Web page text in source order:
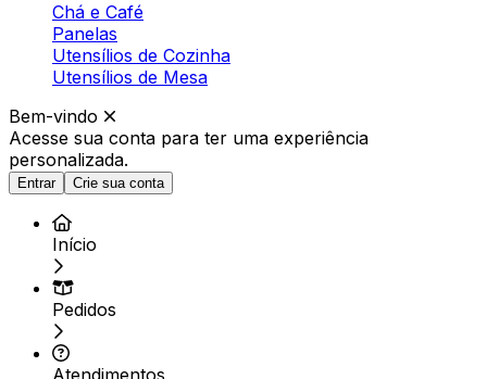
Chá e Café
Panelas
Utensílios de Cozinha
Utensílios de Mesa
Bem-vindo
Acesse sua conta para ter uma experiência
personalizada.
Entrar Crie sua conta
Início
Pedidos
Atendimentos